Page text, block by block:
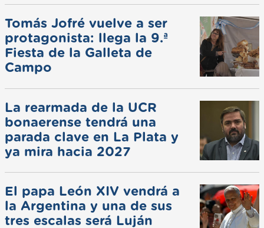
Tomás Jofré vuelve a ser
protagonista: llega la 9.ª
Fiesta de la Galleta de
Campo
La rearmada de la UCR
bonaerense tendrá una
parada clave en La Plata y
ya mira hacia 2027
El papa León XIV vendrá a
la Argentina y una de sus
tres escalas será Luján